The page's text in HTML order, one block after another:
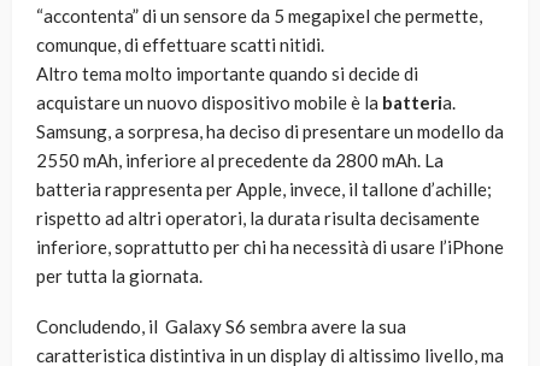
“accontenta” di un sensore da 5 megapixel che permette,
comunque, di effettuare scatti nitidi.
Altro tema molto importante quando si decide di
acquistare un nuovo dispositivo mobile è la batteria.
Samsung, a sorpresa, ha deciso di presentare un modello da
2550 mAh, inferiore al precedente da 2800 mAh. La
batteria rappresenta per Apple, invece, il tallone d’achille;
rispetto ad altri operatori, la durata risulta decisamente
inferiore, soprattutto per chi ha necessità di usare l’iPhone
per tutta la giornata.
Concludendo, il Galaxy S6 sembra avere la sua
caratteristica distintiva in un display di altissimo livello, ma